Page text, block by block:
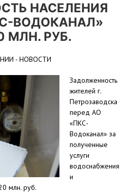
НАСЕЛЕНИЯ
ВОДОКАНАЛ»
МЛН. РУБ.
- НОВОСТИ
Задолженность
жителей г.
Петрозаводска
перед АО
«ПКС-
Водоканал» за
полученные
услуги
водоснабжения
и
млн. руб.